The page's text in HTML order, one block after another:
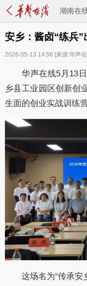
湖南在
安乡：酱卤“练兵
2026-05-13 14:56 [来源:华声
华声在线5月13
乡县工业园区创新
生面的创业实战训练
这场名为“传承安